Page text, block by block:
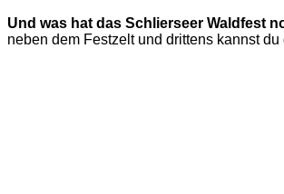
Und was hat das Schlierseer Waldfest
neben dem Festzelt und drittens kannst